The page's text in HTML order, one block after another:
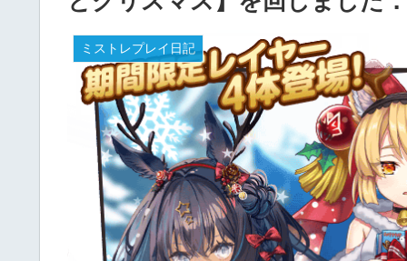
ミストレプレイ日記